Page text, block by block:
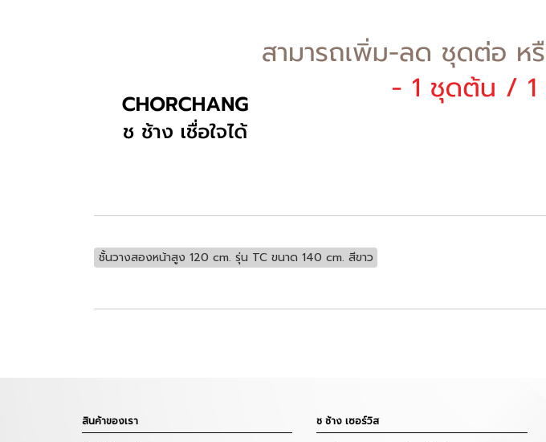
ชั้นวางสองหน้าสูง 120 cm. รุ่น TC ขนาด 140 cm. สีขาว
สินค้าของเรา ช ช้าง เซอร์วิส